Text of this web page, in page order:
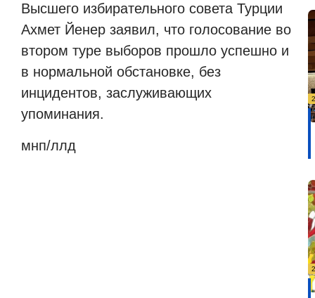
Высшего избирательного совета Турции
Ахмет Йенер заявил, что голосование во
втором туре выборов прошло успешно и
в нормальной обстановке, без
инцидентов, заслуживающих
упоминания.
мнп/ллд